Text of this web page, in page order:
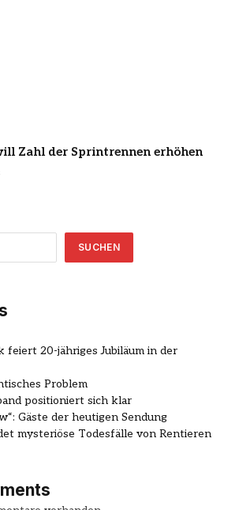
Zahl der Sprintrennen erhöhen
SUCHEN
feiert 20-jähriges Jubiläum in der
Problem
positioniert sich klar
Gäste der heutigen Sendung
mysteriöse Todesfälle von Rentieren